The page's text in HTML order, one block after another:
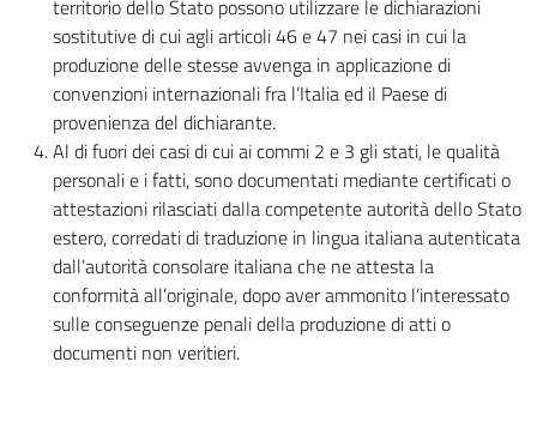
territorio dello Stato possono utilizzare le dichiarazioni
sostitutive di cui agli articoli 46 e 47 nei casi in cui la
produzione delle stesse avvenga in applicazione di
convenzioni internazionali fra l’Italia ed il Paese di
provenienza del dichiarante.
Al di fuori dei casi di cui ai commi 2 e 3 gli stati, le qualità
personali e i fatti, sono documentati mediante certificati o
attestazioni rilasciati dalla competente autorità dello Stato
estero, corredati di traduzione in lingua italiana autenticata
dall’autorità consolare italiana che ne attesta la
conformità all’originale, dopo aver ammonito l’interessato
sulle conseguenze penali della produzione di atti o
documenti non veritieri.